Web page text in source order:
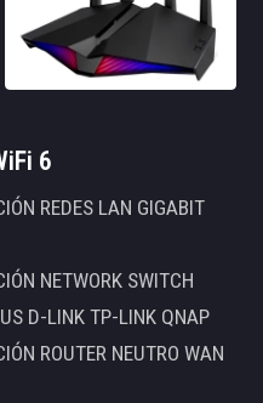
6
REDES LAN GIGABIT
NETWORK SWITCH
D-LINK TP-LINK QNAP
ROUTER NEUTRO WAN